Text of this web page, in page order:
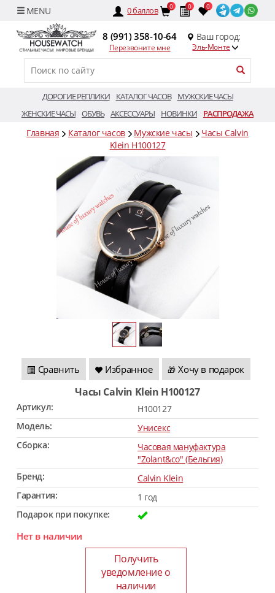
0баллов 0 0 0
8 (991) 358-10-64
Перезвоните мне
Ваш город:
Эль-Монте
ДОРОГИЕ РЕПЛИКИ КАТАЛОГ ЧАСОВ
МУЖСКИЕ ЧАСЫ
ЖЕНСКИЕ ЧАСЫ ОБУВЬ АКСЕССУАРЫ НОВИНКИ РАСПРОДАЖА
Главная Каталог часов Мужские часы
Часы Calvin
Klein H100127
Сравнить Избранное 🎁 Хочу в подарок
Часы Calvin Klein H100127
Артикул:
H100127
Модель:
Унисекс
Сборка:
Часовая мануфактура
"Zolant&co" (Бельгия)
Бренд:
Calvin Klein
Гарантия:
1 год
Подарок при покупке:
Нет в наличии
Получить
уведомление о
наличии